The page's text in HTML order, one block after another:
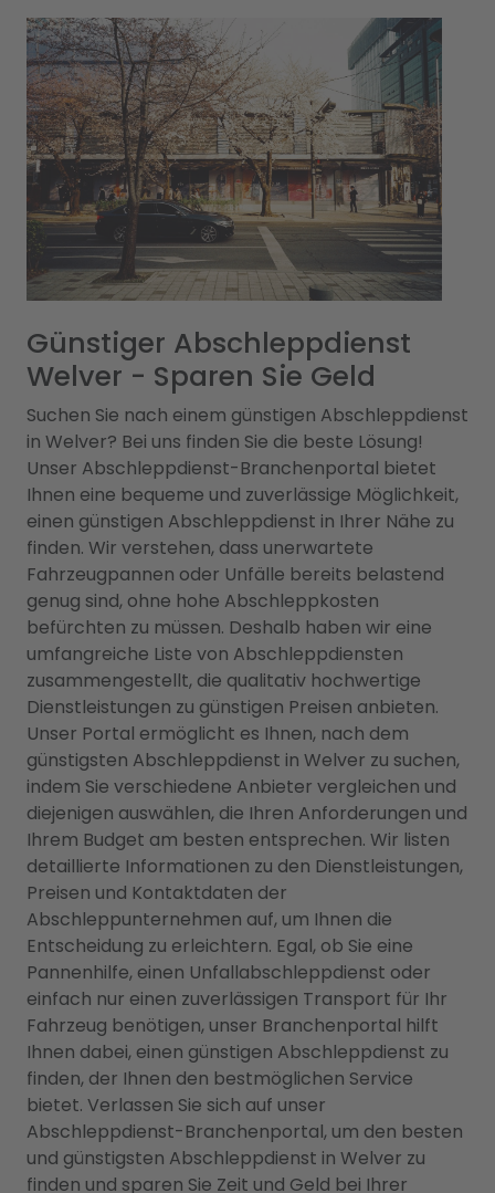
Günstiger Abschleppdienst
Welver - Sparen Sie Geld
Suchen Sie nach einem günstigen Abschleppdienst
in Welver? Bei uns finden Sie die beste Lösung!
Unser Abschleppdienst-Branchenportal bietet
Ihnen eine bequeme und zuverlässige Möglichkeit,
einen günstigen Abschleppdienst in Ihrer Nähe zu
finden. Wir verstehen, dass unerwartete
Fahrzeugpannen oder Unfälle bereits belastend
genug sind, ohne hohe Abschleppkosten
befürchten zu müssen. Deshalb haben wir eine
umfangreiche Liste von Abschleppdiensten
zusammengestellt, die qualitativ hochwertige
Dienstleistungen zu günstigen Preisen anbieten.
Unser Portal ermöglicht es Ihnen, nach dem
günstigsten Abschleppdienst in Welver zu suchen,
indem Sie verschiedene Anbieter vergleichen und
diejenigen auswählen, die Ihren Anforderungen und
Ihrem Budget am besten entsprechen. Wir listen
detaillierte Informationen zu den Dienstleistungen,
Preisen und Kontaktdaten der
Abschleppunternehmen auf, um Ihnen die
Entscheidung zu erleichtern. Egal, ob Sie eine
Pannenhilfe, einen Unfallabschleppdienst oder
einfach nur einen zuverlässigen Transport für Ihr
Fahrzeug benötigen, unser Branchenportal hilft
Ihnen dabei, einen günstigen Abschleppdienst zu
finden, der Ihnen den bestmöglichen Service
bietet. Verlassen Sie sich auf unser
Abschleppdienst-Branchenportal, um den besten
und günstigsten Abschleppdienst in Welver zu
finden und sparen Sie Zeit und Geld bei Ihrer